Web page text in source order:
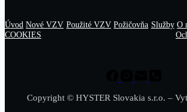
Úvod Nové VZV Použité VZV Požičovňa Služby O
COOKIES
Copyright © HYSTER Slovakia s.r.o. –